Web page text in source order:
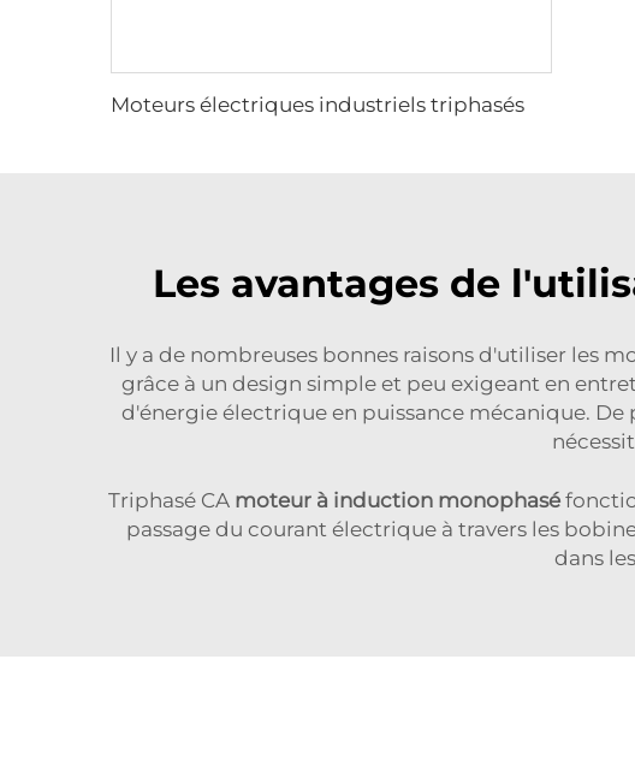
Les avantages de
Il y a de nombreuses bonnes raisons d'utiliser les
grâce à un design simple et peu exigeant en
d'énergie électrique en puissance mécanique. De
Triphasé CA moteur à induction monophasé
passage du courant électrique à travers les
dans